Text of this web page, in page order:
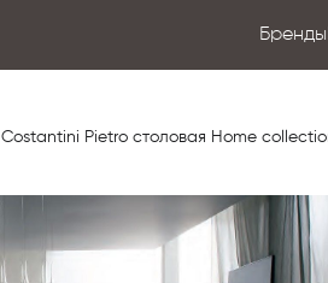
Бренды
Costantini Pietro столовая Home